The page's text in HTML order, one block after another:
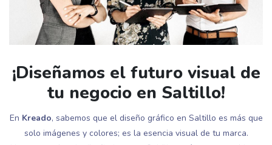
¡Diseñamos el futuro visual de
tu negocio en Saltillo!
En Kreado, sabemos que el diseño gráfico en Saltillo es más que
solo imágenes y colores; es la esencia visual de tu marca.